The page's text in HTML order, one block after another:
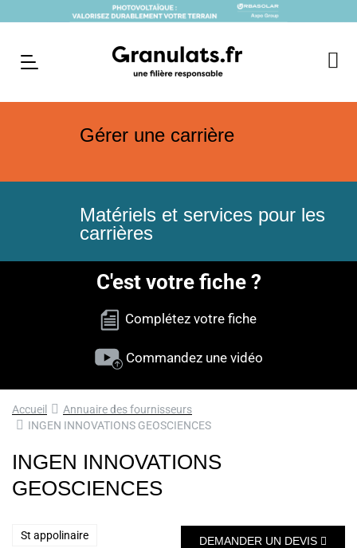
Gérer une carrière
Matériels et services pour les
carrières
C'est votre fiche ?
Complétez votre fiche
Commandez une vidéo
Accueil
Annuaire des fournisseurs
INGEN INNOVATIONS GEOSCIENCES
INGEN INNOVATIONS
GEOSCIENCES
DEMANDER UN DEVIS
St appolinaire